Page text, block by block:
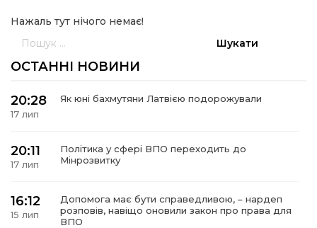
новини
Нажаль тут нічого немає!
ОСТАННІ НОВИНИ
20:28
17 лип
Як юні бахмутяни Латвією подорожували
20:11
17 лип
Політика у сфері ВПО переходить до
Мінрозвитку
16:12
15 лип
Допомога має бути справедливою, – нардеп
розповів, навіщо оновили закон про права для
ВПО